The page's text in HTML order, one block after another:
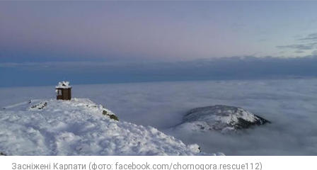
Засніжені Карпати (фото: facebook.com/chornogora.rescue112)